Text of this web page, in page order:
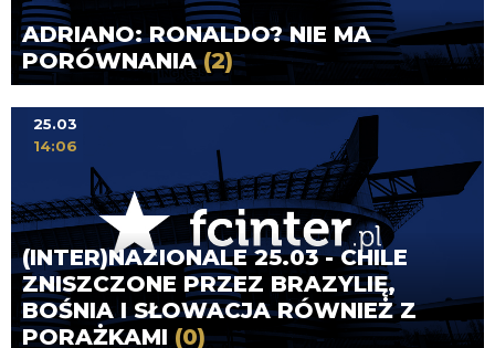
ADRIANO: RONALDO? NIE MA
PORÓWNANIA(2)
(INTER)NAZIONALE 25.03 - CHILE
ZNISZCZONE PRZEZ BRAZYLIĘ,
BOŚNIA I SŁOWACJA RÓWNIEŻ Z
PORAŻKAMI (0)
25.03
14:06